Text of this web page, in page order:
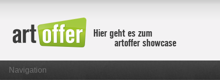
Hier geht es zum
artoffer showcase
Navigation